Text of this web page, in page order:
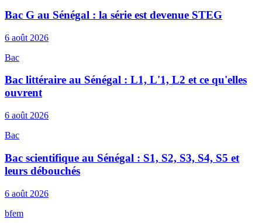
Bac G au Sénégal : la série est devenue STEG
6 août 2026
Bac
Bac littéraire au Sénégal : L1, L'1, L2 et ce qu'elles
ouvrent
6 août 2026
Bac
Bac scientifique au Sénégal : S1, S2, S3, S4, S5 et
leurs débouchés
6 août 2026
bfem